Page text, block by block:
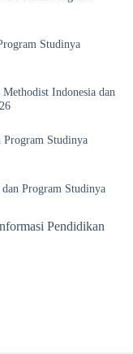
Studinya
Indonesia dan
Studinya
Program Studinya
Pendidikan